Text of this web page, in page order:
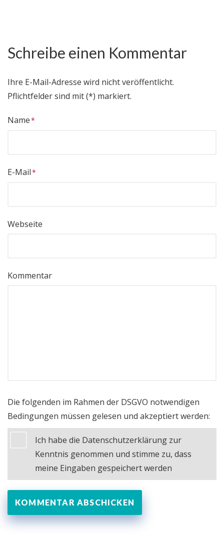
Schreibe einen Kommentar
Ihre E-Mail-Adresse wird nicht veröffentlicht.
Pflichtfelder sind mit (*) markiert.
Name
E-Mail
Webseite
Kommentar
Die folgenden im Rahmen der DSGVO notwendigen
Bedingungen müssen gelesen und akzeptiert werden:
Ich habe die Datenschutzerklärung zur
Kenntnis genommen und stimme zu, dass
meine Eingaben gespeichert werden